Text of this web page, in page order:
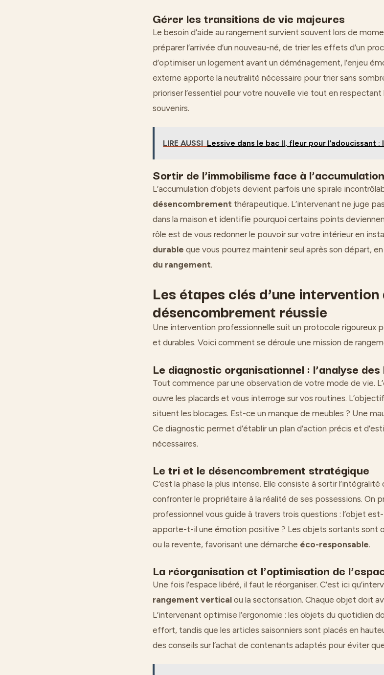
Gérer les transitions de vie majeures
Le besoin d’aide au rangement survient souvent lors de
préparer l’arrivée d’un nouveau-né, de trier les effets d’un
d’optimiser un logement avant un déménagement, l’enjeu
externe apporte la neutralité nécessaire pour trier sans
prioriser l’essentiel pour votre nouvelle vie tout en respectant
souvenirs.
LIRE AUSSI Lessive dans le bac II, fleur pour l’adoucissant
Sortir de l’immobilisme face à l’accumulation
L’accumulation d’objets devient parfois une spirale
désencombrement thérapeutique. L’intervenant ne juge
dans la maison et identifie pourquoi certains points
rôle est de vous redonner le pouvoir sur votre intérieur en
durable que vous pourrez maintenir seul après son départ, en
du rangement.
Les étapes clés d’une intervention
désencombrement réussie
Une intervention professionnelle suit un protocole rigoureux
et durables. Voici comment se déroule une mission de
Le diagnostic organisationnel : l’analyse
Tout commence par une observation de votre mode de vie.
ouvre les placards et vous interroge sur vos routines.
situent les blocages. Est-ce un manque de meubles ? Une
Ce diagnostic permet d’établir un plan d’action précis et
nécessaires.
Le tri et le désencombrement stratégique
C’est la phase la plus intense. Elle consiste à sortir
confronter le propriétaire à la réalité de ses possessions. On
professionnel vous guide à travers trois questions : l’objet
apporte-t-il une émotion positive ? Les objets sortants sont
ou la revente, favorisant une démarche éco-responsable.
La réorganisation et l’optimisation de
Une fois l’espace libéré, il faut le réorganiser. C’est ici
rangement vertical ou la sectorisation. Chaque objet doit
L’intervenant optimise l’ergonomie : les objets du quotidien
effort, tandis que les articles saisonniers sont placés en
des conseils sur l’achat de contenants adaptés pour éviter